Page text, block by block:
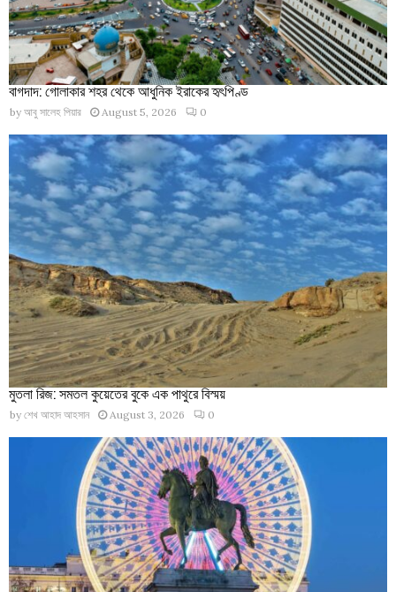
বাগদাদ: গোলাকার শহর থেকে আধুনিক ইরাকের হৃৎপিণ্ড
by আবু সালেহ পিয়ার August 5, 2026 0
মুতলা রিজ: সমতল কুয়েতের বুকে এক পাথুরে বিস্ময়
by শেখ আহাদ আহসান August 3, 2026 0